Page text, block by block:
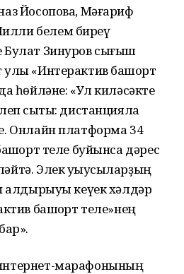
Йосопова, Мәғариф
белем биреү
Булат Зинуров сығыш
«Интерактив башҡорт
һөйләне: «Ул киләсәкте
сыҡты: дистанцияла
Онлайн платформа 34
теле буйынса дәрес
Элек уҡыусыларҙың
ҡалдырыуы кеүек хәлдәр
башҡорт теле»нең
марафонының